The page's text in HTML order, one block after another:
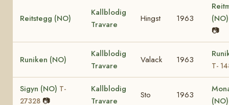
Reitstegg (NO)
Kallblodig
Travare
Hingst 1963
📷
Runiken (NO)
Kallblodig
Travare
Valack 1963
T-
Sigyn (NO) T-
27328 📷
Kallblodig
Travare
Sto 1963